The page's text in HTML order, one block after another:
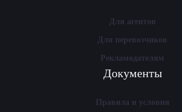
Для агентов
Для перевозчиков
Рекламодателям
Документы
Правила и условия